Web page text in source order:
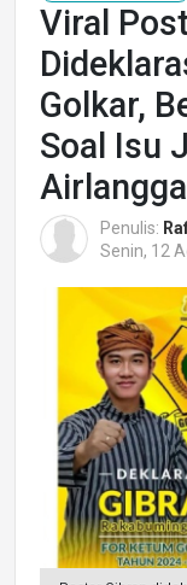
Viral
Golkar,
Soal Isu
Airlangga
Penulis:
Senin, 12